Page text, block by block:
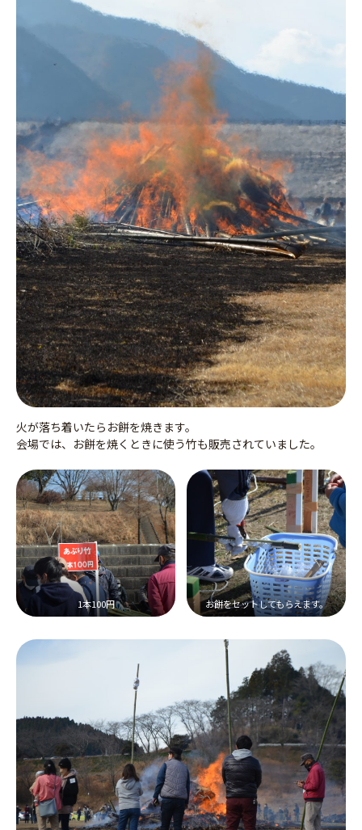
火が落ち着いたらお餅を焼きます。
会場では、お餅を焼くときに使う竹も販売されていました。
1本100円 お餅をセットしてもらえます。